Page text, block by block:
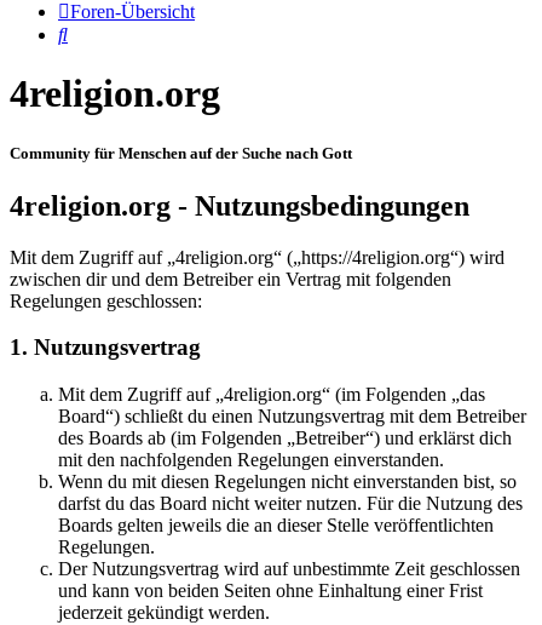
Foren-Übersicht
Suche
4religion.org
Community für Menschen auf der Suche nach Gott
4religion.org - Nutzungsbedingungen
Mit dem Zugriff auf „4religion.org“ („https://4religion.org“) wird
zwischen dir und dem Betreiber ein Vertrag mit folgenden
Regelungen geschlossen:
1. Nutzungsvertrag
Mit dem Zugriff auf „4religion.org“ (im Folgenden „das
Board“) schließt du einen Nutzungsvertrag mit dem Betreiber
des Boards ab (im Folgenden „Betreiber“) und erklärst dich
mit den nachfolgenden Regelungen einverstanden.
Wenn du mit diesen Regelungen nicht einverstanden bist, so
darfst du das Board nicht weiter nutzen. Für die Nutzung des
Boards gelten jeweils die an dieser Stelle veröffentlichten
Regelungen.
Der Nutzungsvertrag wird auf unbestimmte Zeit geschlossen
und kann von beiden Seiten ohne Einhaltung einer Frist
jederzeit gekündigt werden.